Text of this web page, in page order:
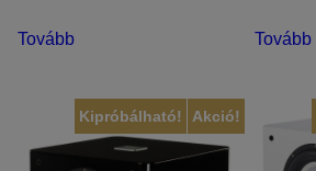
Tovább Tovább
Akció!
Kipróbálható!